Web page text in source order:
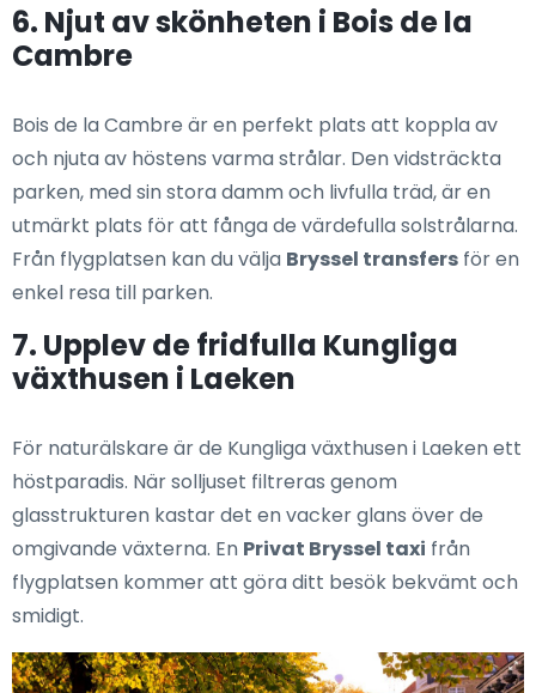
6. Njut av skönheten i Bois de la
Cambre
Bois de la Cambre är en perfekt plats att koppla av
och njuta av höstens varma strålar. Den vidsträckta
parken, med sin stora damm och livfulla träd, är en
utmärkt plats för att fånga de värdefulla solstrålarna.
Från flygplatsen kan du välja Bryssel transfers för en
enkel resa till parken.
7. Upplev de fridfulla Kungliga
växthusen i Laeken
För naturälskare är de Kungliga växthusen i Laeken ett
höstparadis. När solljuset filtreras genom
glasstrukturen kastar det en vacker glans över de
omgivande växterna. En Privat Bryssel taxi från
flygplatsen kommer att göra ditt besök bekvämt och
smidigt.